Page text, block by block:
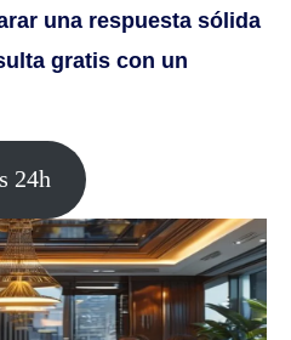
una respuesta sólida
gratis con un
24h